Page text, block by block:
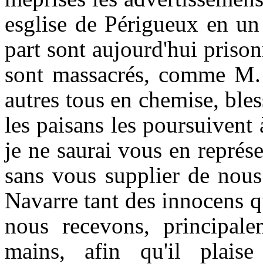
esglise de Périgueux en
part sont aujourd'hui
sont massacrés, comme
autres tous en chemise,
les paisans les
je ne saurai vous en
sans vous supplier de
Navarre tant des innocens
nous recevons,
mains, afin qu'il